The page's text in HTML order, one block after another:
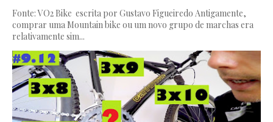
Fonte: VO2 Bike escrita por Gustavo Figueiredo Antigamente,
comprar uma Mountain bike ou um novo grupo de marchas era
relativamente sim...